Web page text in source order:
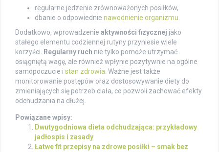
regularne jedzenie zrównoważonych posiłków,
dbanie o odpowiednie nawodnienie organizmu.
Dodatkowo, wprowadzenie aktywności fizycznej jako
stałego elementu codziennej rutyny przyniesie wiele
korzyści. Regularny ruch nie tylko pomoże utrzymać
osiągniętą wagę, ale również wpłynie pozytywnie na ogólne
samopoczucie i stan zdrowia. Ważne jest także
monitorowanie postępów oraz dostosowywanie diety do
zmieniających się potrzeb ciała, co pozwoli zachować efekty
odchudzania na dłużej.
Powiązane wpisy:
Dwutygodniowa dieta odchudzająca: przykładowy
jadłospis i zasady
Łatwe fit przepisy na zdrowe posiłki – smak bez